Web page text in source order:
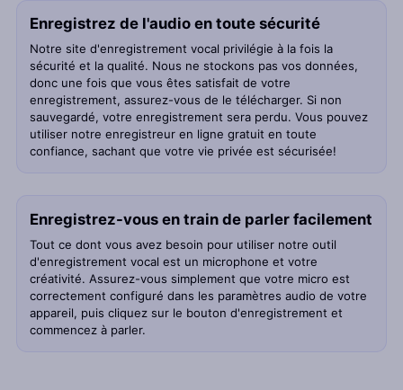
Enregistrez de l'audio en toute sécurité
Notre site d'enregistrement vocal privilégie à la fois la
sécurité et la qualité. Nous ne stockons pas vos données,
donc une fois que vous êtes satisfait de votre
enregistrement, assurez-vous de le télécharger. Si non
sauvegardé, votre enregistrement sera perdu. Vous pouvez
utiliser notre enregistreur en ligne gratuit en toute
confiance, sachant que votre vie privée est sécurisée!
Enregistrez-vous en train de parler facilement
Tout ce dont vous avez besoin pour utiliser notre outil
d'enregistrement vocal est un microphone et votre
créativité. Assurez-vous simplement que votre micro est
correctement configuré dans les paramètres audio de votre
appareil, puis cliquez sur le bouton d'enregistrement et
commencez à parler.